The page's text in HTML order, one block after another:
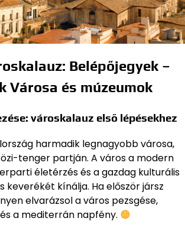
Belépőjegyek –
Városa és múzeumok
városkalauz első lépésekhez
harmadik legnagyobb városa,
tenger partján. A város a modern
életérzés és a gazdag kulturális
keverékét kínálja. Ha először jársz
elvarázsol a város pezsgése,
a mediterrán napfény.